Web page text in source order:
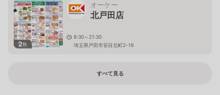
2枚
オーケー
北戸田店
8:30～21:30
埼玉県戸田市笹目北町2-19
すべて見る